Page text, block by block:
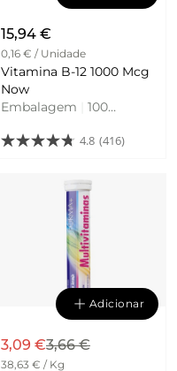
15,94 €
0,16 € / Unidade
Vitamina B-12 1000 Mcg
Now
Embalagem
100
4.8 (416)
Adicionar
3,09 €3,66 €
38,63 € / Kg